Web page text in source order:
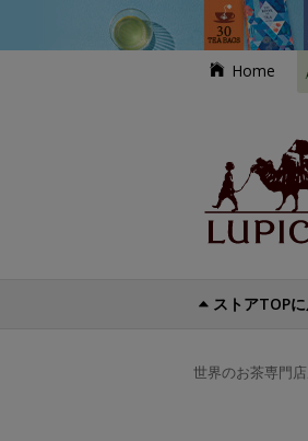
Home
ストアTOP
世界のお茶専門